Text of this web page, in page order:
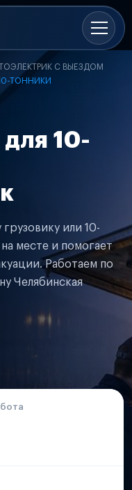
С ВЫЕЗДОМ
ТОННИКИ
10-
или 10-
месте и помогает
Работаем по
Челябинская